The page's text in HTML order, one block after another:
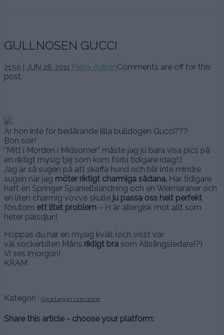
GULLNOSEN GUCCI
21:50 | JUN 28. 2011 Petra AdminComments are off for this
post.
.
.
Är hon inte för bedårande lilla bulldogen Gucci???
Bon soir!
”Mitt i Morden i Midsomer” måste jag ju bara visa pics på
en riktigt mysig tjej som kom förbi tidigare idag!:)
Jag är så sugen på att skaffa hund och blir inte mindre
sugen när jag möter riktigt charmiga sådana. Har tidigare
haft en Springer Spanielblandning och en Weimaraner och
en liten charmig vovve skulle ju passa oss helt perfekt
förutom ett litet problem – H är allergisk mot allt som
heter pälsdjur:(
Hoppas du har en mysig kväll (och visst var
väl sockerbiten Måns riktigt bra som Allsångsledare!?)
Vi ses imorgon!
KRAM
.
Kategori : Okategoriserade
Share this article - choose your platform: